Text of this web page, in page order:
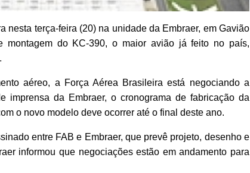
nesta terça-feira (20) na unidade da Embraer, em Gavião
do KC-390, o maior avião já feito no país,
aéreo, a Força Aérea Brasileira está negociando a
imprensa da Embraer, o cronograma de fabricação da
o novo modelo deve ocorrer até o final deste ano.
entre FAB e Embraer, que prevê projeto, desenho e
informou que negociações estão em andamento para